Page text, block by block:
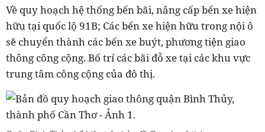
Về quy hoạch hệ thống bến bãi, nâng cấp bến xe hiện
hữu tại quốc lộ 91B; Các bến xe hiện hữu trong nội ô
sẽ chuyển thành các bến xe buýt, phương tiện giao
thông công cộng. Bố trí các bãi đỗ xe tại các khu vực
trung tâm công cộng của đô thị.